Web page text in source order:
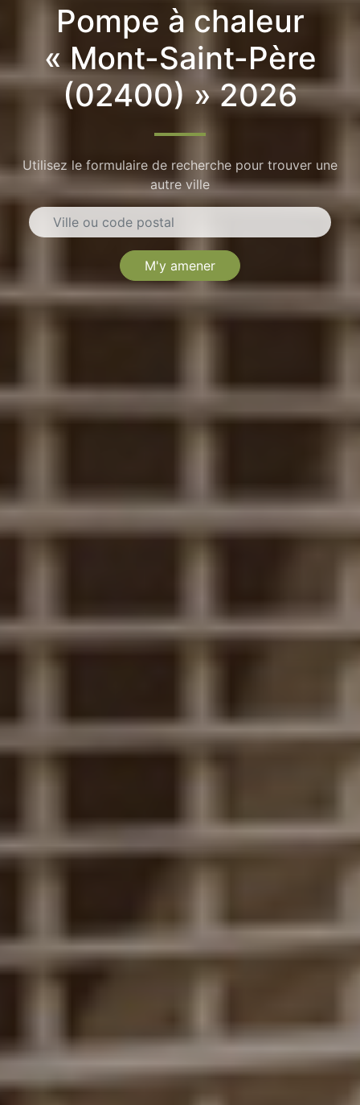
Pompe à chaleur
« Mont-Saint-Père
(02400) » 2026
Utilisez le formulaire de recherche pour trouver une
autre ville
M'y amener